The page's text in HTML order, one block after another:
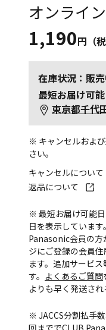
オンライ
1,190円（税
在庫状況：販
最短お届け可
東京都千代
※ キャンセルおよ
さい。
キャンセルについて
返品について
※ 最短お届け可能
日を表示していま
Panasonic会員の方
ジにご登録の会員
ます。追加サービ
す。 よくあるご質問
よりも早く発送され
※ JACCS分割払手
回まででCLUB